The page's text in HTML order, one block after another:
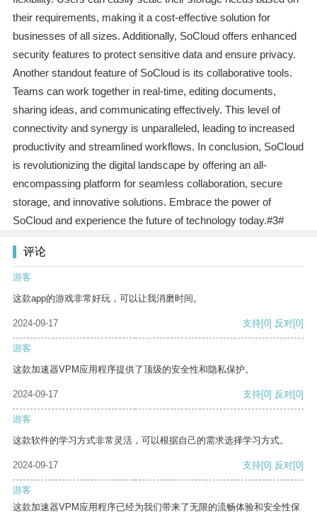
their requirements, making it a cost-effective solution for
businesses of all sizes. Additionally, SoCloud offers enhanced
security features to protect sensitive data and ensure privacy.
Another standout feature of SoCloud is its collaborative tools.
Teams can work together in real-time, editing documents,
sharing ideas, and communicating effectively. This level of
connectivity and synergy is unparalleled, leading to increased
productivity and streamlined workflows. In conclusion, SoCloud
is revolutionizing the digital landscape by offering an all-
encompassing platform for seamless collaboration, secure
storage, and innovative solutions. Embrace the power of
SoCloud and experience the future of technology today.#3#
评论
游客
这款app的游戏非常好玩，可以让我消磨时间。
2024-09-17 支持[0] 反对[0]
游客
这款加速器VPM应用程序提供了顶级的安全性和隐私保护。
2024-09-17 支持[0] 反对[0]
游客
这款软件的学习方式非常灵活，可以根据自己的需求选择学习方式。
2024-09-17 支持[0] 反对[0]
游客
这款加速器VPM应用程序已经为我们带来了无限的流畅体验和安全性保